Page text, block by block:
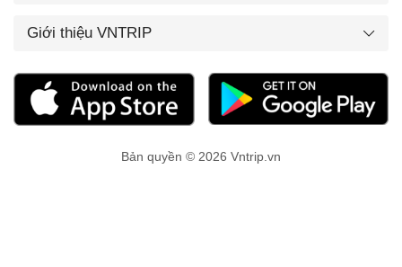
Giới thiệu VNTRIP
Bản quyền © 2026 Vntrip.vn